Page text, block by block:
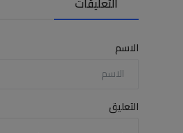
الاسم
التعليق